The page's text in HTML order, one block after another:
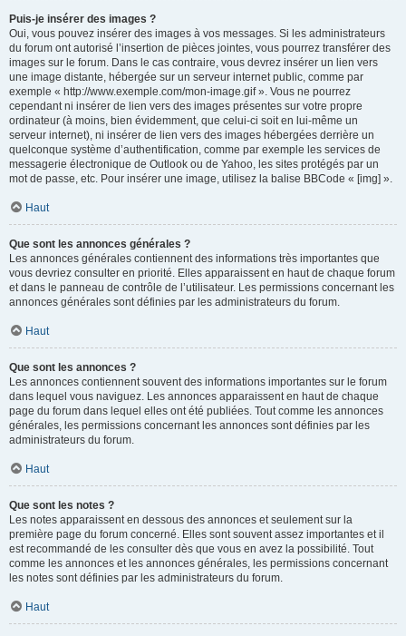
Puis-je insérer des images ?
Oui, vous pouvez insérer des images à vos messages. Si les administrateurs
du forum ont autorisé l’insertion de pièces jointes, vous pourrez transférer des
images sur le forum. Dans le cas contraire, vous devrez insérer un lien vers
une image distante, hébergée sur un serveur internet public, comme par
exemple « http://www.exemple.com/mon-image.gif ». Vous ne pourrez
cependant ni insérer de lien vers des images présentes sur votre propre
ordinateur (à moins, bien évidemment, que celui-ci soit en lui-même un
serveur internet), ni insérer de lien vers des images hébergées derrière un
quelconque système d’authentification, comme par exemple les services de
messagerie électronique de Outlook ou de Yahoo, les sites protégés par un
mot de passe, etc. Pour insérer une image, utilisez la balise BBCode « [img] ».
Haut
Que sont les annonces générales ?
Les annonces générales contiennent des informations très importantes que
vous devriez consulter en priorité. Elles apparaissent en haut de chaque forum
et dans le panneau de contrôle de l’utilisateur. Les permissions concernant les
annonces générales sont définies par les administrateurs du forum.
Haut
Que sont les annonces ?
Les annonces contiennent souvent des informations importantes sur le forum
dans lequel vous naviguez. Les annonces apparaissent en haut de chaque
page du forum dans lequel elles ont été publiées. Tout comme les annonces
générales, les permissions concernant les annonces sont définies par les
administrateurs du forum.
Haut
Que sont les notes ?
Les notes apparaissent en dessous des annonces et seulement sur la
première page du forum concerné. Elles sont souvent assez importantes et il
est recommandé de les consulter dès que vous en avez la possibilité. Tout
comme les annonces et les annonces générales, les permissions concernant
les notes sont définies par les administrateurs du forum.
Haut